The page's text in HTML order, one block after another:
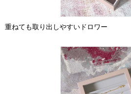
重ねても取り出しやすいドロワー